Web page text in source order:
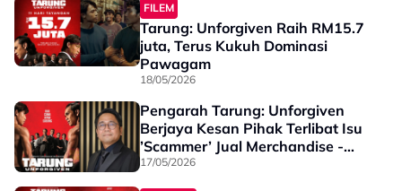
FILEM
Tarung: Unforgiven Raih RM15.7
juta, Terus Kukuh Dominasi
Pawagam
18/05/2026
Pengarah Tarung: Unforgiven
Berjaya Kesan Pihak Terlibat Isu
’Scammer’ Jual Merchandise -
“Benda Macam Ni Tak Patut Jadi”
17/05/2026